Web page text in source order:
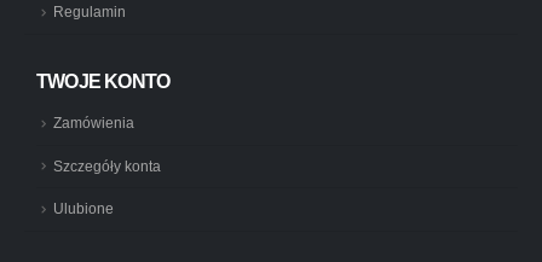
Regulamin
TWOJE KONTO
Zamówienia
Szczegóły konta
Ulubione